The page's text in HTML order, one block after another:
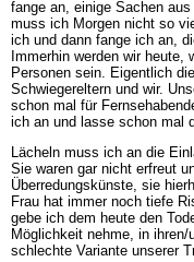
fange an, einige Sachen
muss ich Morgen nicht so
ich und dann fange ich an,
Immerhin werden wir heute,
Personen sein. Eigentlich
Schwiegereltern und wir.
schon mal für
ich an und lasse schon mal
Lächeln muss ich an die
Sie waren gar nicht erfreut
Überredungskünste, sie
Frau hat immer noch tiefe
gebe ich dem heute den
Möglichkeit nehme, in
schlechte Variante unserer